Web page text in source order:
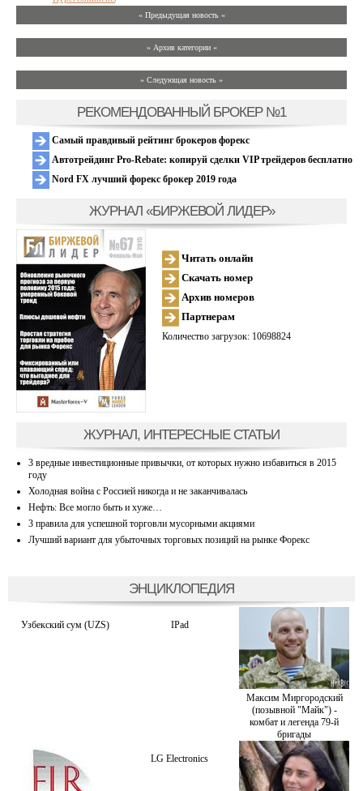
« Предыдущая новость «
» Архив категории «
» Следующая новость »
РЕКОМЕНДОВАННЫЙ БРОКЕР №1
Самый правдивый рейтинг брокеров форекс
Автотрейдинг Pro-Rebate: копируй сделки VIP трейдеров бесплатно
Nord FX лучший форекс брокер 2019 года
ЖУРНАЛ «БИРЖЕВОЙ ЛИДЕР»
Читать онлайн
Скачать номер
Архив номеров
Партнерам
Количество загрузок: 10698824
ЖУРНАЛ, ИНТЕРЕСНЫЕ СТАТЬИ
3 вредные инвестиционные привычки, от которых нужно избавиться в 2015
году
Холодная война с Россией никогда и не заканчивалась
Нефть: Все могло быть и хуже…
3 правила для успешной торговли мусорными акциями
Лучший вариант для убыточных торговых позиций на рынке Форекс
ЭНЦИКЛОПЕДИЯ
Узбекский сум (UZS) IPad
Максим Миргородский
(позывной "Майк") -
комбат и легенда 79-й
бригады
LG Electronics